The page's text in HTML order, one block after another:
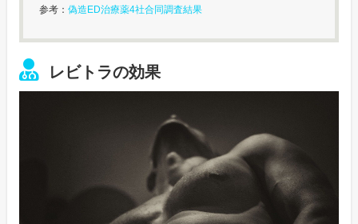
参考： 偽造ED治療薬4社合同調査結果
レビトラの効果